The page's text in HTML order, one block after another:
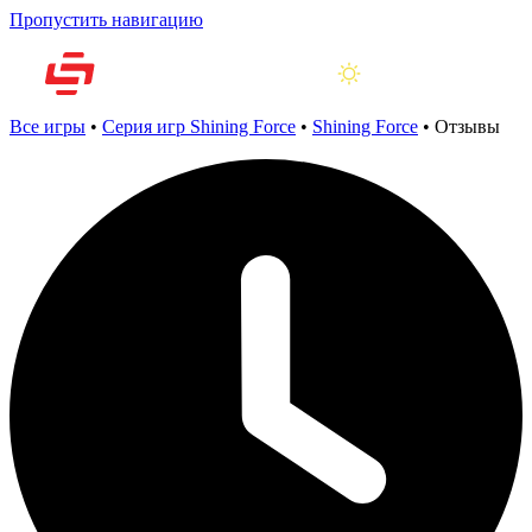
Пропустить навигацию
Все игры • Серия игр Shining Force • Shining Force • Отзывы